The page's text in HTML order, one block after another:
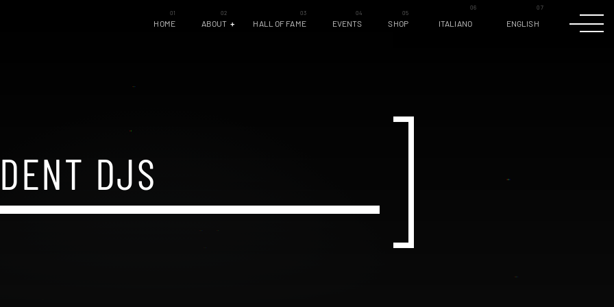
HOME ABOUT HALL OF FAME EVENTS SHOP ITALIANO ENGLISH
DJS